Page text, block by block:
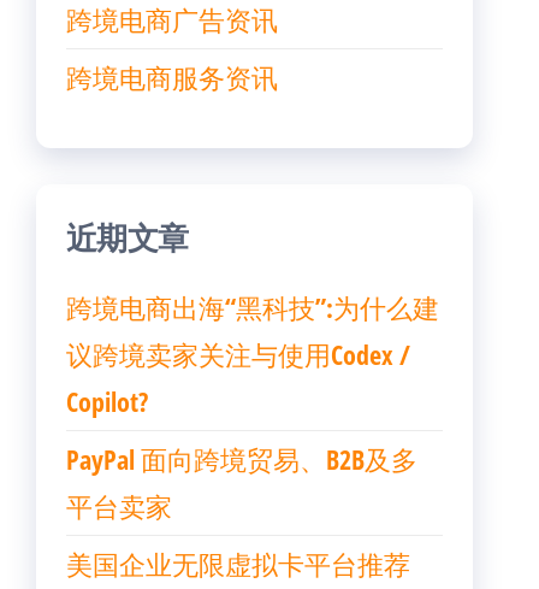
跨境电商广告资讯
跨境电商服务资讯
近期文章
跨境电商出海“黑科技”:为什么建
议跨境卖家关注与使用Codex /
Copilot?
PayPal 面向跨境贸易、B2B及多
平台卖家
美国企业无限虚拟卡平台推荐